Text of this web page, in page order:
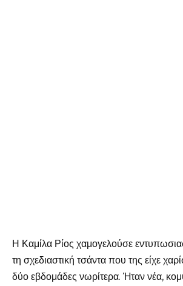
Η Καμίλα Ρίος χαμογελούσε
τη σχεδιαστική τσάντα που της είχε
δύο εβδομάδες νωρίτερα. Ήταν νέα,